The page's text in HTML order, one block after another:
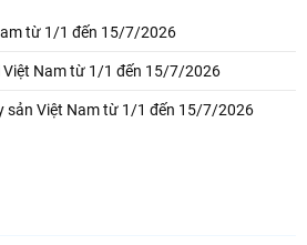
từ 1/1 đến 15/7/2026
Việt Nam từ 1/1 đến 15/7/2026
sản Việt Nam từ 1/1 đến 15/7/2026